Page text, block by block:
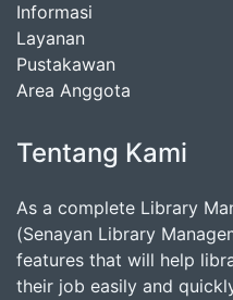
Informasi
Layanan
Pustakawan
Area Anggota
Tentang Kami
As a complete Library
(Senayan Library
features that will help
their job easily and